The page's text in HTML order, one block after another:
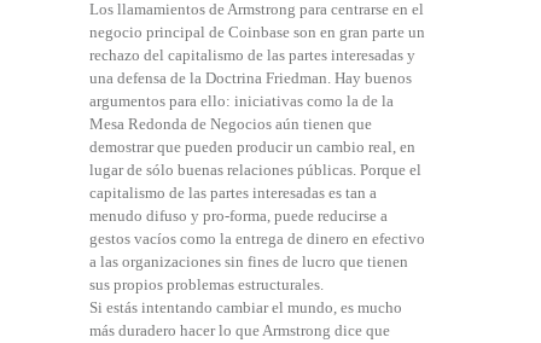
Los llamamientos de Armstrong para centrarse en el
negocio principal de Coinbase son en gran parte un
rechazo del capitalismo de las partes interesadas y
una defensa de la Doctrina Friedman. Hay buenos
argumentos para ello: iniciativas como la de la
Mesa Redonda de Negocios aún tienen que
demostrar que pueden producir un cambio real, en
lugar de sólo buenas relaciones públicas. Porque el
capitalismo de las partes interesadas es tan a
menudo difuso y pro-forma, puede reducirse a
gestos vacíos como la entrega de dinero en efectivo
a las organizaciones sin fines de lucro que tienen
sus propios problemas estructurales.
Si estás intentando cambiar el mundo, es mucho
más duradero hacer lo que Armstrong dice que